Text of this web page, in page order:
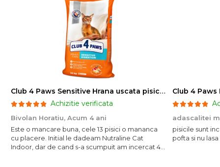
Club 4 Paws Sensitive Hrana uscata pisici adulte, 14kg
Achizitie verificata
Bivolan Horatiu, Acum 4 ani
Este o mancare buna, cele 13 pisici o mananca
cu placere. Initial le dadeam Nutraline Cat
Indoor, dar de cand s-a scumpuit am incercat 4
adascalitei
pisicile sunt
pofta si nu